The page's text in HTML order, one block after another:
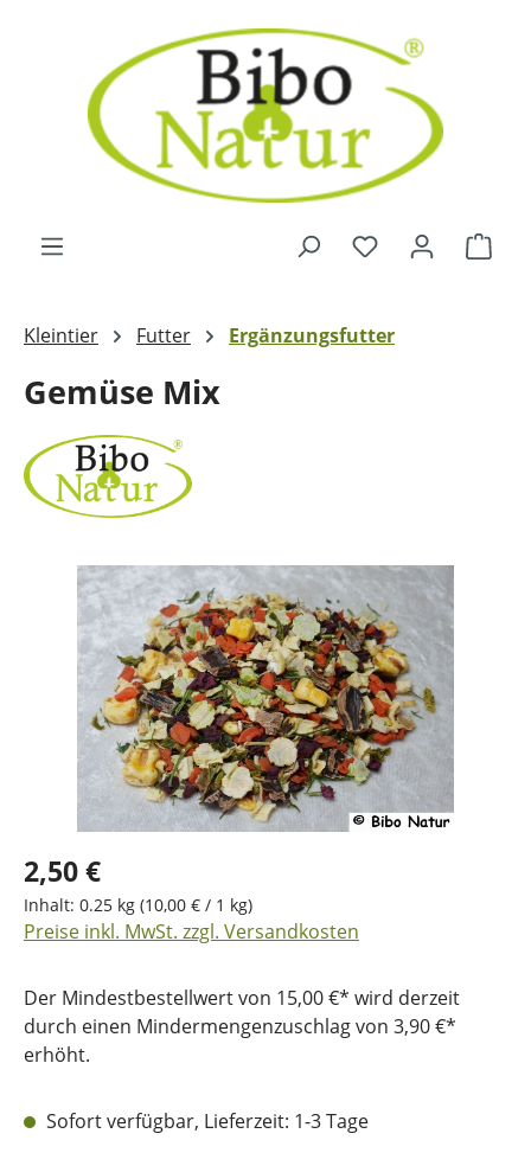
Zum Hauptinhalt springen
Kleintier Futter Ergänzungsfutter
Gemüse Mix
Bildergalerie überspringen
2,50 €
Inhalt: 0.25 kg (10,00 € / 1 kg)
Preise inkl. MwSt. zzgl. Versandkosten
Der Mindestbestellwert von 15,00 €* wird derzeit
durch einen Mindermengenzuschlag von 3,90 €*
erhöht.
Sofort verfügbar, Lieferzeit: 1-3 Tage